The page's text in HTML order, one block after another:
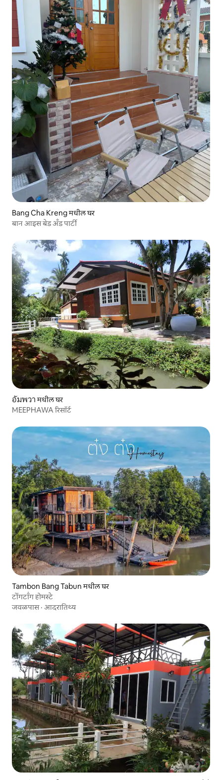
Bang Cha Kreng मधील घर
बान आइस बेड अँड पार्टी
อัมพวา मधील घर
MEEPHAWA रिसॉर्ट
Tambon Bang Tabun मधील घर
टोंगटॉंग होमस्टे
जवळपास· आदरातिथ्य